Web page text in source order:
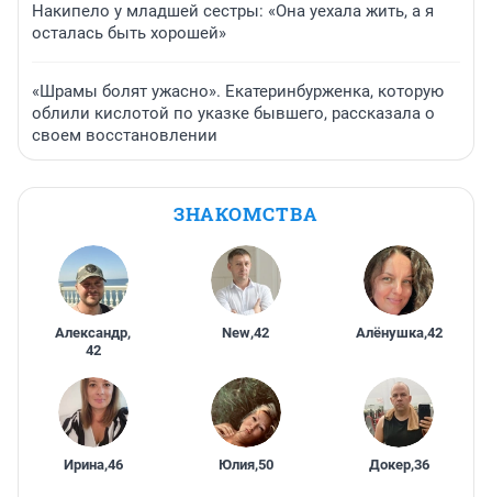
Накипело у младшей сестры: «Она уехала жить, а я
осталась быть хорошей»
«Шрамы болят ужасно». Екатеринбурженка, которую
облили кислотой по указке бывшего, рассказала о
своем восстановлении
ЗНАКОМСТВА
Александр,
42
New,42 Алёнушка,42
Ирина,46 Юлия,50 Докер,36